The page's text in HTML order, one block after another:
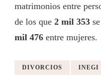
matrimonios entre
de los que 2 mil 353
mil 476 entre mujeres.
DIVORCIOS INEGI